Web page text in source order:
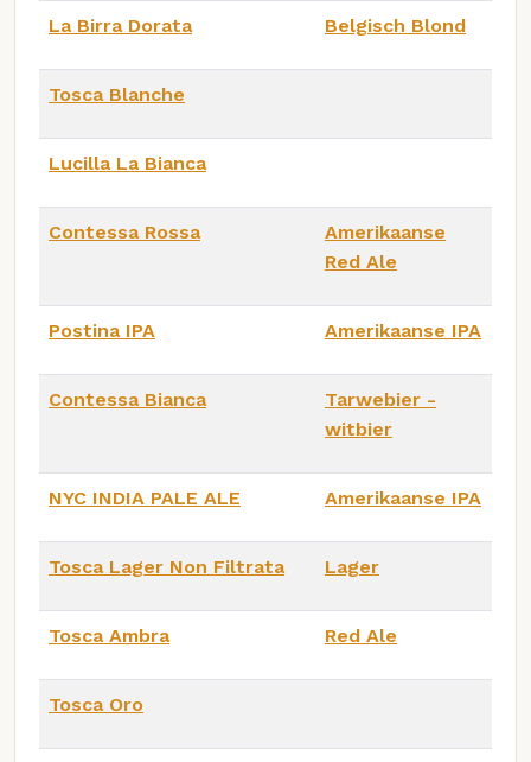
La Birra Dorata Belgisch Blond
Tosca Blanche
Lucilla La Bianca
Contessa Rossa
Amerikaanse
Red Ale
Postina IPA Amerikaanse IPA
Contessa Bianca
Tarwebier -
witbier
NYC INDIA PALE ALE Amerikaanse IPA
Tosca Lager Non Filtrata Lager
Tosca Ambra Red Ale
Tosca Oro